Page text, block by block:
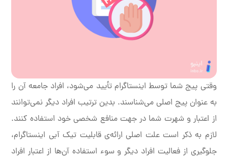
وقتی پیج شما توسط اینستاگرام تأیید می‌شود، افراد جامعه آن را
به عنوان پیج اصلی می‌شناسند. بدین ترتیب افراد دیگر نمی‌توانند
از اعتبار و شهرت شما در جهت منافع شخصی خود استفاده کنند.
لازم به ذکر است علت اصلی ارائه‌ی قابلیت تیک آبی اینستاگرام،
جلوگیری از فعالیت افراد دیگر و سوء استفاده آن‌ها از اعتبار افراد